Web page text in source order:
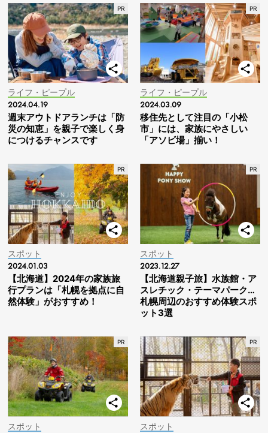
ライフ・ピープル
2024.04.19
週末アウトドアランチは「防
災の知恵」を親子で楽しく身
につけるチャンスです
ライフ・ピープル
2024.03.09
移住先として注目の「小松
市」には、家族にやさしい
「アソビ場」揃い！
スポット
2024.01.03
【北海道】2024年の家族旅
行プランは「札幌を拠点に自
然体験」がおすすめ！
スポット
2023.12.27
【北海道親子旅】水族館・ア
スレチック・テーマパーク…
札幌周辺のおすすめ体験スポ
ット3選
スポット スポット